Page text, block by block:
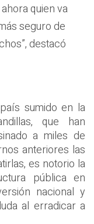
quien va
seguro de
destacó
sumido en la
que han
a miles de
anteriores las
es notorio la
pública en
nacional y
al erradicar a